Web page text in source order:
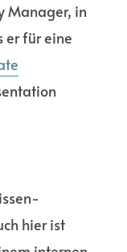
Mana­ger, in
er für eine
hier ist